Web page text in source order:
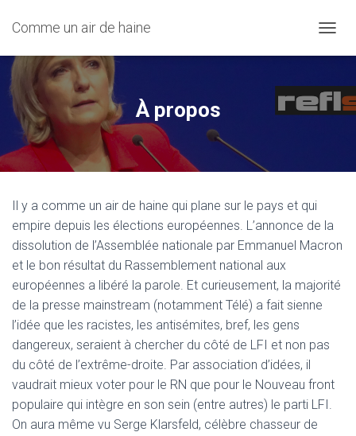
Comme un air de haine
À propos
Il y a comme un air de haine qui plane sur le pays et qui
empire depuis les élections européennes. L’annonce de la
dissolution de l’Assemblée nationale par Emmanuel Macron
et le bon résultat du Rassemblement national aux
européennes a libéré la parole. Et curieusement, la majorité
de la presse mainstream (notamment Télé) a fait sienne
l’idée que les racistes, les antisémites, bref, les gens
dangereux, seraient à chercher du côté de LFI et non pas
du côté de l’extrême-droite. Par association d’idées, il
vaudrait mieux voter pour le RN que pour le Nouveau front
populaire qui intègre en son sein (entre autres) le parti LFI.
On aura même vu Serge Klarsfeld, célèbre chasseur de